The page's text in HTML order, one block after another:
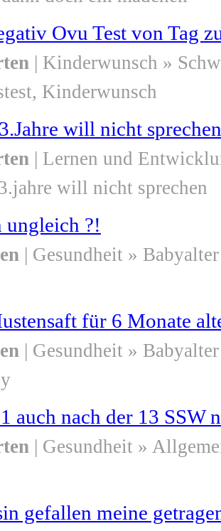
Ovu Test von Tag
| Kinderwunsch »
Kinderwunsch
will nicht
| Lernen und
will nicht sprechen
?!
| Gesundheit » Babyalter
für 6 Monate
| Gesundheit » Babyalter
auch nach der 13 SSW
| Gesundheit »
gefallen meine